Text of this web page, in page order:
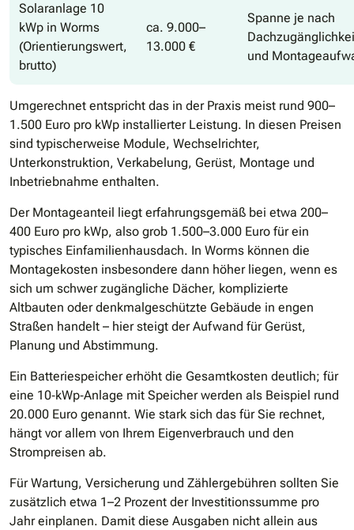
Solaranlage 10
kWp in Worms
(Orientierungswert,
brutto)
ca. 9.000–
13.000 €
Spanne je nach
und
Umgerechnet entspricht das in der Praxis meist rund 900–
1.500 Euro pro kWp installierter Leistung. In diesen Preisen
sind typischerweise Module, Wechselrichter,
Unterkonstruktion, Verkabelung, Gerüst, Montage und
Inbetriebnahme enthalten.
Der Montageanteil liegt erfahrungsgemäß bei etwa 200–
400 Euro pro kWp, also grob 1.500–3.000 Euro für ein
typisches Einfamilienhausdach. In Worms können die
Montagekosten insbesondere dann höher liegen, wenn es
sich um schwer zugängliche Dächer, komplizierte
Altbauten oder denkmalgeschützte Gebäude in engen
Straßen handelt – hier steigt der Aufwand für Gerüst,
Planung und Abstimmung.
Ein Batteriespeicher erhöht die Gesamtkosten deutlich; für
eine 10‐kWp‐Anlage mit Speicher werden als Beispiel rund
20.000 Euro genannt. Wie stark sich das für Sie rechnet,
hängt vor allem von Ihrem Eigenverbrauch und den
Strompreisen ab.
Für Wartung, Versicherung und Zählergebühren sollten Sie
zusätzlich etwa 1–2 Prozent der Investitionssumme pro
Jahr einplanen. Damit diese Ausgaben nicht allein aus